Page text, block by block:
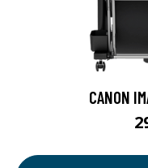
CANON